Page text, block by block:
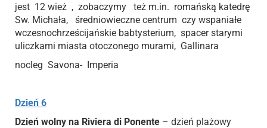
jest 12 wież , zobaczymy też m.in. romańską katedrę
Sw. Michała, średniowieczne centrum czy wspaniałe
wczesnochrześcijańskie babtysterium, spacer starymi
uliczkami miasta otoczonego murami, Gallinara
nocleg Savona- Imperia
Dzień 6
Dzień wolny na Riviera di Ponente – dzień plażowy